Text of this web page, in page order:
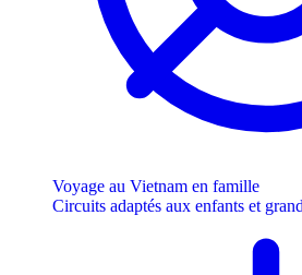
Voyage au Vietnam en famille
Circuits adaptés aux enfants et